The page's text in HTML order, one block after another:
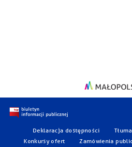
Deklaracja dostępności
Konkursy ofert
Zamówienia